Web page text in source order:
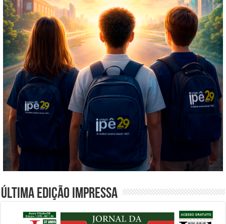
Última edição impressa